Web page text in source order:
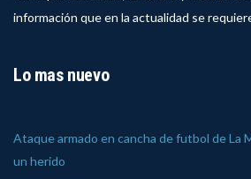
información que en la actualidad se
Lo mas nuevo
Ataque armado en cancha de futbol de La
un herido